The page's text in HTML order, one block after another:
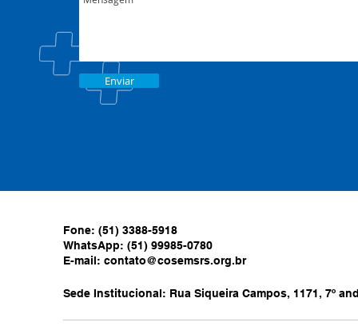
Enviar
Fone: (51) 3388-5918
WhatsApp: (51) 99985-0780
E-mail: contato@cosemsrs.org.br
Sede Institucional: Rua Siqueira Campos, 1171, 7º